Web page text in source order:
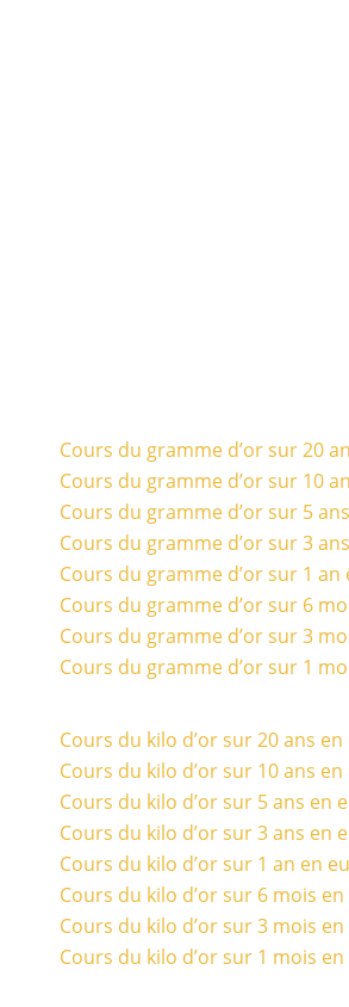
Cours du gramme d’or sur 20
Cours du gramme d’or sur 10
Cours du gramme d’or sur 5
Cours du gramme d’or sur 3
Cours du gramme d’or sur 1 an
Cours du gramme d’or sur 6
Cours du gramme d’or sur 3
Cours du gramme d’or sur 1
Cours du kilo d’or sur 20 ans
Cours du kilo d’or sur 10 ans
Cours du kilo d’or sur 5 ans en
Cours du kilo d’or sur 3 ans en
Cours du kilo d’or sur 1 an en
Cours du kilo d’or sur 6 mois
Cours du kilo d’or sur 3 mois
Cours du kilo d’or sur 1 mois